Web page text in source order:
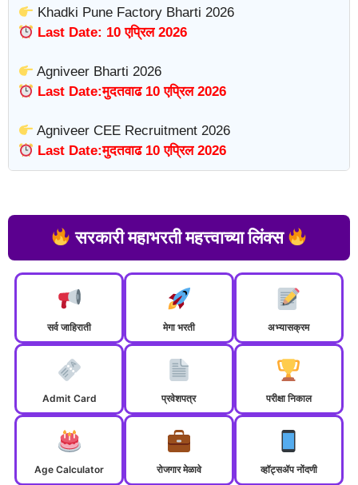
Khadki Pune Factory Bharti 2026
Last Date: 10 एप्रिल 2026
Agniveer Bharti 2026
Last Date:मुदतवाढ 10 एप्रिल 2026
Agniveer CEE Recruitment 2026
Last Date:मुदतवाढ 10 एप्रिल 2026
सरकारी महाभरती महत्त्वाच्या लिंक्स
सर्व जाहिराती मेगा भरती अभ्यासक्रम
Admit Card प्रवेशपत्र परीक्षा निकाल
Age Calculator रोजगार मेळावे व्हॉट्सॲप नोंदणी